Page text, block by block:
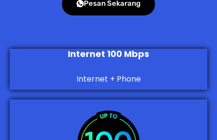
Pesan Sekarang
Internet 100 Mbps
Internet + Phone